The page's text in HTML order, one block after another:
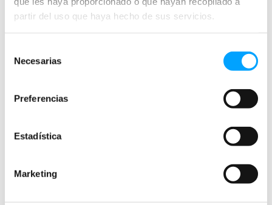
partir del uso que haya hecho de sus servicios.
Necesarias
Preferencias
Estadística
Marketing
sobre la industria textil
amantes de la moda